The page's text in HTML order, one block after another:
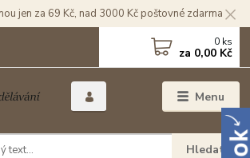
jen za 69 Kč, nad 3000 Kč poštovné zdarma
Menu
Hledat
0 ks
za 0,00 Kč